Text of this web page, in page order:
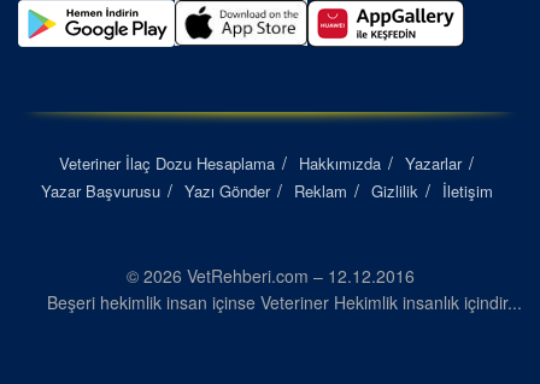
Veteriner İlaç Dozu Hesaplama Hakkımızda
Yazarlar
Yazar Başvurusu
Yazı Gönder Reklam Gizlilik İletişim
© 2026 VetRehberi.com – 12.12.2016
Beşeri hekimlik insan içinse Veteriner Hekimlik insanlık içindir...